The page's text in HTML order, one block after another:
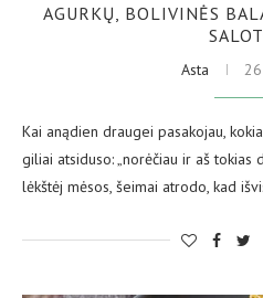
AGURKŲ, BOLIVINĖS
Asta
Kai anądien draugei pasakojau,
giliai atsiduso: „norėčiau ir aš tokias
lėkštėj mėsos, šeimai atrodo, kad